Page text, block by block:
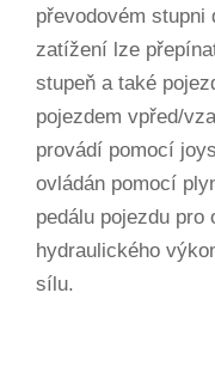
převodovém stupni
zatížení lze
stupeň a také
pojezdem vpřed/
provádí pomocí
ovládán pomocí
pedálu pojezdu pro
hydraulického
sílu.